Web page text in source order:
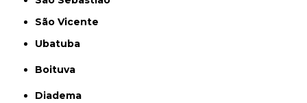
São Vicente
Ubatuba
Boituva
Diadema